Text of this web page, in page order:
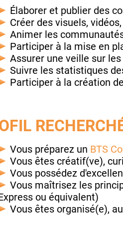
Élaborer et publier des
Créer des visuels,
Animer les
Participer à la mise en
Assurer une veille sur
Suivre les statistiques
Participer à la création
Vous préparez un BTS
Vous êtes créatif(ve),
Vous possédez
Vous maîtrisez les
ou équivalent)
Vous êtes organisé(e),